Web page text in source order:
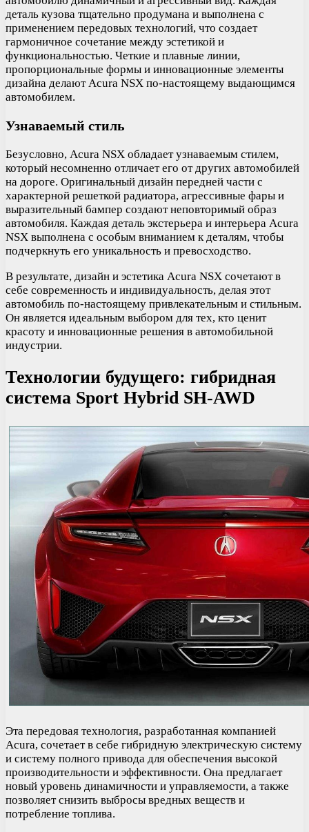
деталь кузова тщательно продумана и выполнена с
применением передовых технологий, что создает
гармоничное сочетание между эстетикой и
функциональностью. Четкие и плавные линии,
пропорциональные формы и инновационные элементы
дизайна делают Acura NSX по-настоящему выдающимся
автомобилем.
Узнаваемый стиль
Безусловно, Acura NSX обладает узнаваемым стилем,
который несомненно отличает его от других автомобилей
на дороге. Оригинальный дизайн передней части с
характерной решеткой радиатора, агрессивные фары и
выразительный бампер создают неповторимый образ
автомобиля. Каждая деталь экстерьера и интерьера Acura
NSX выполнена с особым вниманием к деталям, чтобы
подчеркнуть его уникальность и превосходство.
В результате, дизайн и эстетика Acura NSX сочетают в
себе современность и индивидуальность, делая этот
автомобиль по-настоящему привлекательным и стильным.
Он является идеальным выбором для тех, кто ценит
красоту и инновационные решения в автомобильной
индустрии.
Технологии будущего: гибридная
система Sport Hybrid SH-AWD
Эта передовая технология, разработанная компанией
Acura, сочетает в себе гибридную электрическую систему
и систему полного привода для обеспечения высокой
производительности и эффективности. Она предлагает
новый уровень динамичности и управляемости, а также
позволяет снизить выбросы вредных веществ и
потребление топлива.